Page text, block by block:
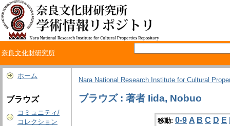
奈良文化財研究所
ホーム
ブラウズ
コミュニティ/
コレクション
Nara National Research Institute for Cultural
ブラウズ : 著者 Iida, Nobuo
移動: 0-9 A B C D E